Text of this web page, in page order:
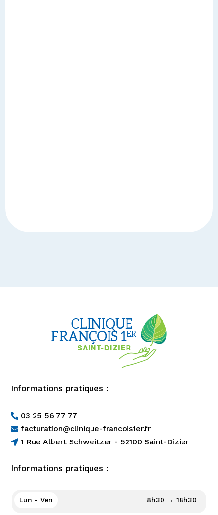
Informations pratiques :
 03 25 56 77 77
 facturation@clinique-francois1er.fr
 1 Rue Albert Schweitzer - 52100 Saint-Dizier
Informations pratiques :
Lun - Ven 8h30 → 18h30